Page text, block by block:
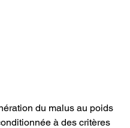
du malus au poids
à des critères